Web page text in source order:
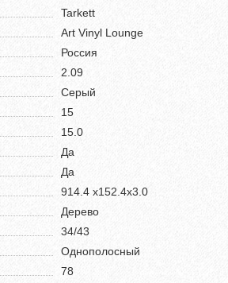
Tarkett
Art Vinyl Lounge
Россия
2.09
Серый
15
15.0
Да
Да
914.4 х152.4х3.0
Дерево
34/43
Однополосный
78